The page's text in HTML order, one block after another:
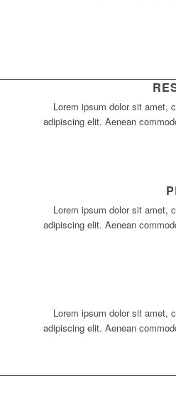
Lorem ipsum dolor sit amet,
adipiscing elit. Aenean
Lorem ipsum dolor sit amet,
adipiscing elit. Aenean
Lorem ipsum dolor sit amet,
adipiscing elit. Aenean
23